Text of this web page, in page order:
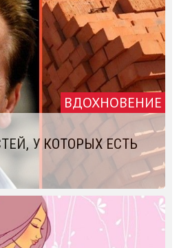
ВДОХНОВЕНИЕ
У КОТОРЫХ ЕСТЬ